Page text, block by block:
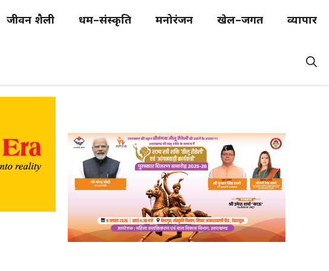
जीवन शैली धर्म–संस्कृति मनोरंजन खेल–जगत व्यापार